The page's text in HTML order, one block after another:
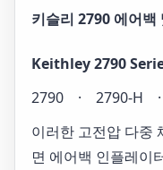
키슬리 2790 에어백
Keithley 2790
2790 · 2790-H
이러한 고전압 다중
면 에어백 인플레이